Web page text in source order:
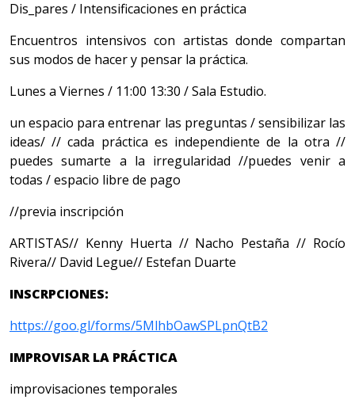
Dis_pares / Intensificaciones en práctica
Encuentros intensivos con artistas donde compartan
sus modos de hacer y pensar la práctica.
Lunes a Viernes / 11:00 13:30 / Sala Estudio.
un espacio para entrenar las preguntas / sensibilizar las
ideas/ // cada práctica es independiente de la otra //
puedes sumarte a la irregularidad //puedes venir a
todas / espacio libre de pago
//previa inscripción
ARTISTAS// Kenny Huerta // Nacho Pestaña // Rocío
Rivera// David Legue// Estefan Duarte
INSCRPCIONES:
https://goo.gl/forms/5MlhbOawSPLpnQtB2
IMPROVISAR LA PRÁCTICA
improvisaciones temporales